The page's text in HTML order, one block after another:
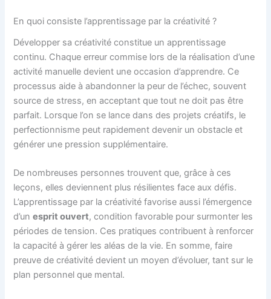
En quoi consiste l’apprentissage par la créativité ?
Développer sa créativité constitue un apprentissage
continu. Chaque erreur commise lors de la réalisation d’une
activité manuelle devient une occasion d’apprendre. Ce
processus aide à abandonner la peur de l’échec, souvent
source de stress, en acceptant que tout ne doit pas être
parfait. Lorsque l’on se lance dans des projets créatifs, le
perfectionnisme peut rapidement devenir un obstacle et
générer une pression supplémentaire.
De nombreuses personnes trouvent que, grâce à ces
leçons, elles deviennent plus résilientes face aux défis.
L’apprentissage par la créativité favorise aussi l’émergence
d’unesprit ouvert, condition favorable pour surmonter les
périodes de tension. Ces pratiques contribuent à renforcer
la capacité à gérer les aléas de la vie. En somme, faire
preuve de créativité devient un moyen d’évoluer, tant sur le
plan personnel que mental.